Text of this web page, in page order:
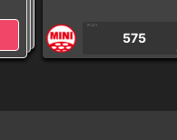
1PLAY
575